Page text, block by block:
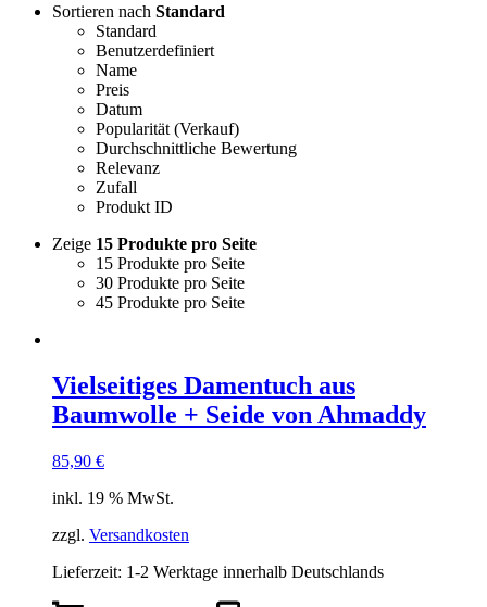
Sortieren nach Standard
Standard
Benutzerdefiniert
Name
Preis
Datum
Popularität (Verkauf)
Durchschnittliche Bewertung
Relevanz
Zufall
Produkt ID
Zeige 15 Produkte pro Seite
15 Produkte pro Seite
30 Produkte pro Seite
45 Produkte pro Seite
Vielseitiges Damentuch aus
Baumwolle + Seide von Ahmaddy
85,90 €
inkl. 19 % MwSt.
zzgl. Versandkosten
Lieferzeit: 1-2 Werktage innerhalb Deutschlands